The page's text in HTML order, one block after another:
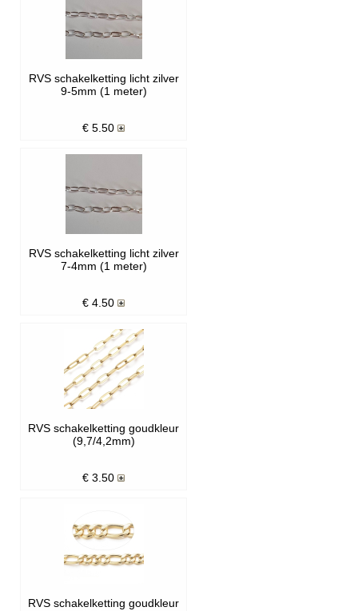
RVS schakelketting licht zilver
9-5mm (1 meter)
€ 5.50
RVS schakelketting licht zilver
7-4mm (1 meter)
€ 4.50
RVS schakelketting goudkleur
(9,7/4,2mm)
€ 3.50
RVS schakelketting goudkleur